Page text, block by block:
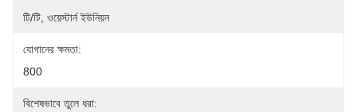
টি/টি, ওয়েস্টার্ন ইউনিয়ন
যোগানের ক্ষমতা:
800
বিশেষভাবে তুলে ধরা: